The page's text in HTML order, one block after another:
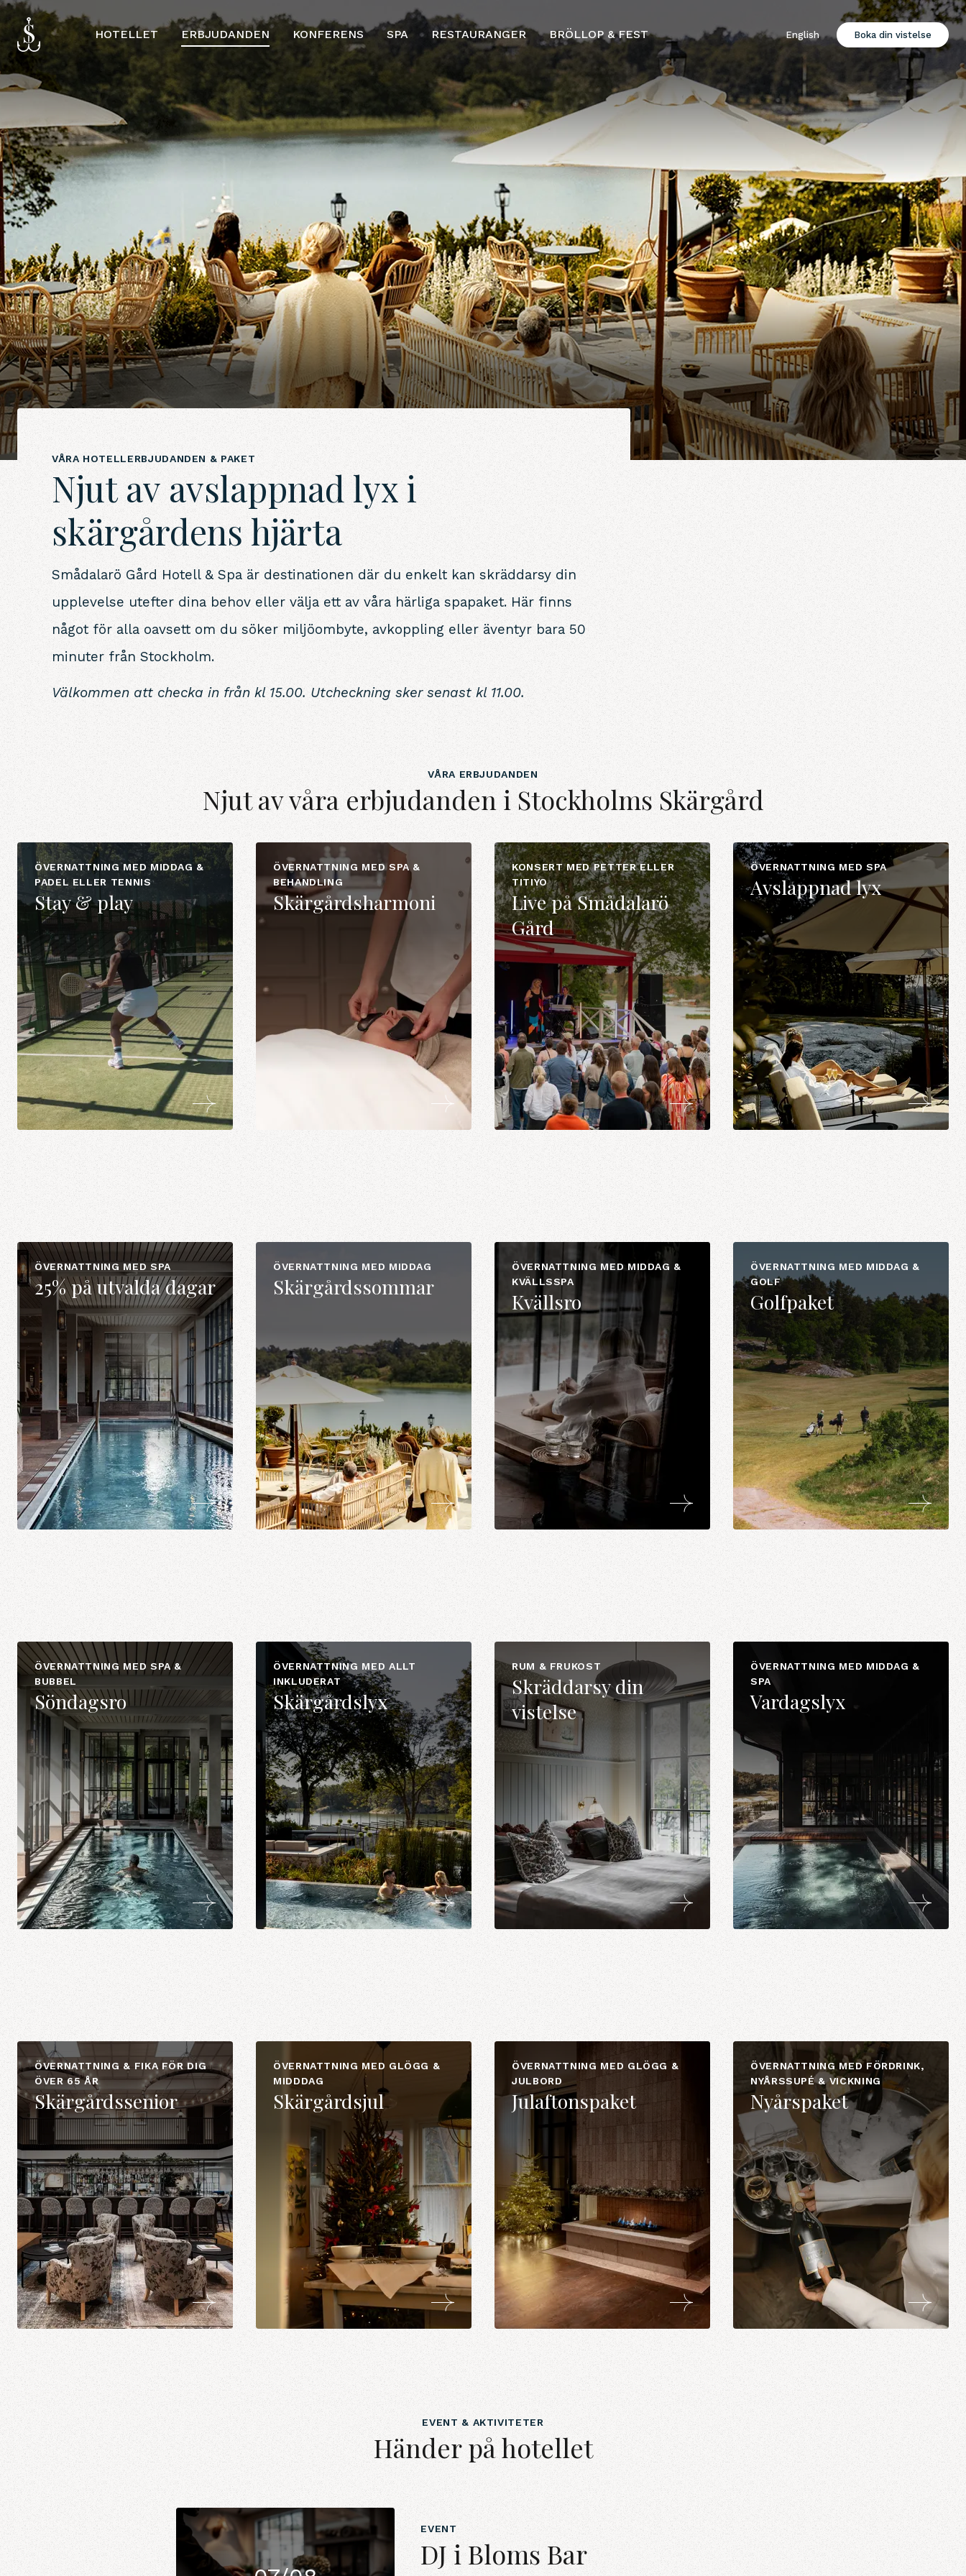
HOTELLET ERBJUDANDEN KONFERENS SPA RESTAURANGER BRÖLLOP & FEST English Boka din vistelse
VÅRA HOTELLERBJUDANDEN & PAKET
Njut av avslappnad lyx i
skärgårdens hjärta
Smådalarö Gård Hotell & Spa är destinationen där du enkelt kan skräddarsy din
upplevelse utefter dina behov eller välja ett av våra härliga spapaket. Här finns
något för alla oavsett om du söker miljöombyte, avkoppling eller äventyr bara 50
minuter från Stockholm.
Välkommen att checka in från kl 15.00. Utcheckning sker senast kl 11.00.
VÅRA ERBJUDANDEN
Njut av våra erbjudanden i Stockholms Skärgård
ÖVERNATTNING MED MIDDAG &
PADEL ELLER TENNIS
Stay & play
ÖVERNATTNING MED SPA &
BEHANDLING
Skärgårdsharmoni
KONSERT MED PETTER ELLER
TITIYO
Live på Smådalarö
Gård
ÖVERNATTNING MED SPA
Avslappnad lyx
ÖVERNATTNING MED SPA
25% på utvalda dagar
ÖVERNATTNING MED MIDDAG
Skärgårdssommar
ÖVERNATTNING MED MIDDAG &
KVÄLLSSPA
Kvällsro
ÖVERNATTNING MED MIDDAG &
GOLF
Golfpaket
ÖVERNATTNING MED SPA &
BUBBEL
Söndagsro
ÖVERNATTNING MED ALLT
INKLUDERAT
Skärgårdslyx
RUM & FRUKOST
Skräddarsy din
vistelse
ÖVERNATTNING MED MIDDAG &
SPA
Vardagslyx
ÖVERNATTNING & FIKA FÖR DIG
ÖVER 65 ÅR
Skärgårdssenior
ÖVERNATTNING MED GLÖGG &
MIDDDAG
Skärgårdsjul
ÖVERNATTNING MED GLÖGG &
JULBORD
Julaftonspaket
ÖVERNATTNING MED FÖRDRINK,
NYÅRSSUPÉ & VICKNING
Nyårspaket
EVENT & AKTIVITETER
Händer på hotellet
EVENT
DJ i Bloms Bar